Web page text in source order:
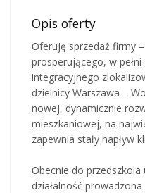
Opis oferty
Oferuję sprzedaż firmy
prosperującego, w
integracyjnego
dzielnicy Warszawa –
nowej, dynamicznie
mieszkaniowej, na
zapewnia stały napływ
Obecnie do przedszkola
działalność